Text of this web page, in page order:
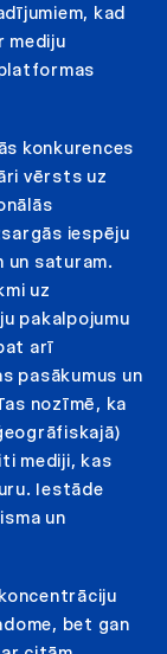
kad
mediju
konkurences
vērsts uz
iespēju
un saturam.
uz
pakalpojumu
arī
pasākumus un
nozīmē, ka
mediji, kas
Iestāde
un
bet gan